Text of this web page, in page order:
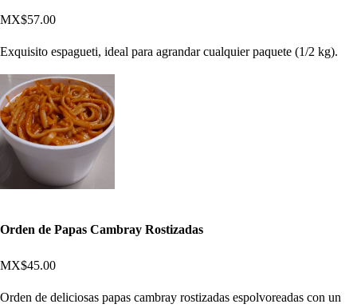
MX$57.00
Exquisito espagueti, ideal para agrandar cualquier paquete (1/2 kg).
Orden de Papas Cambray Rostizadas
MX$45.00
Orden de deliciosas papas cambray rostizadas espolvoreadas con un